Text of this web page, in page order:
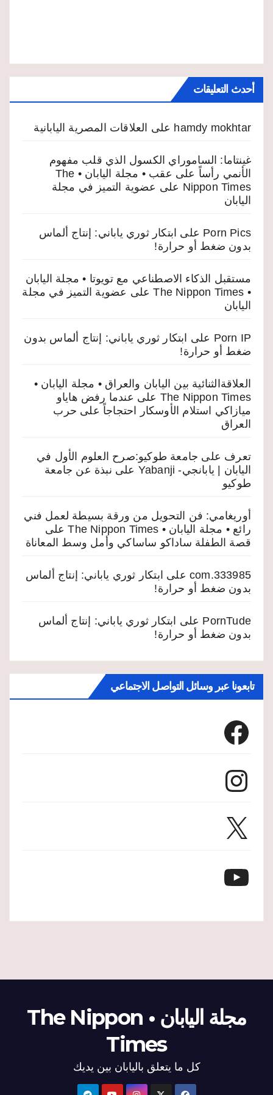
أحدث التعليقات
hamdy mokhtar على العلاقات المصرية اليابانية
غينتاما: الساموراي الكسول الذي قلب مفهوم
الأنمي رأساً على عقب • مجلة اليابان • The
Nippon Times على عضوية التميز في مجلة
اليابان
Porn Pics على ابتكار ثوري ياباني: إنتاج ألماس
بدون ضغط أو حرارة!
مستقبل الذكاء الاصطناعي مع تويوتا • مجلة اليابان
• The Nippon Times
على عضوية التميز في مجلة
اليابان
Porn IP على ابتكار ثوري ياباني: إنتاج ألماس بدون
ضغط أو حرارة!
العلاقةالثنائية بين اليابان والعراق • مجلة اليابان •
The Nippon Times على عندما رفض هاياو
ميازاكي استلام الأوسكار احتجاجاً على حرب
العراق
تعرف على جامعة طوكيو:صرح العلوم الأول في
اليابان | يابانجي- Yabanji
على نبذة عن جامعة
طوكيو
أوريغامي: فن التحويل من ورقة بسيطة لعمل فني
رائع • مجلة اليابان • The Nippon Times
على
قصة الطفلة ساداكو ساساكي وأمل وسط المعاناة
333985.com على ابتكار ثوري ياباني: إنتاج ألماس
بدون ضغط أو حرارة!
PornTude على ابتكار ثوري ياباني: إنتاج ألماس
بدون ضغط أو حرارة!
تابعونا عبر وسائل التواصل الاجتماعي
Facebook
Instagram
X
YouTube
مجلة اليابان • The Nippon
Times
كل ما يتعلق باليابان بين يديك